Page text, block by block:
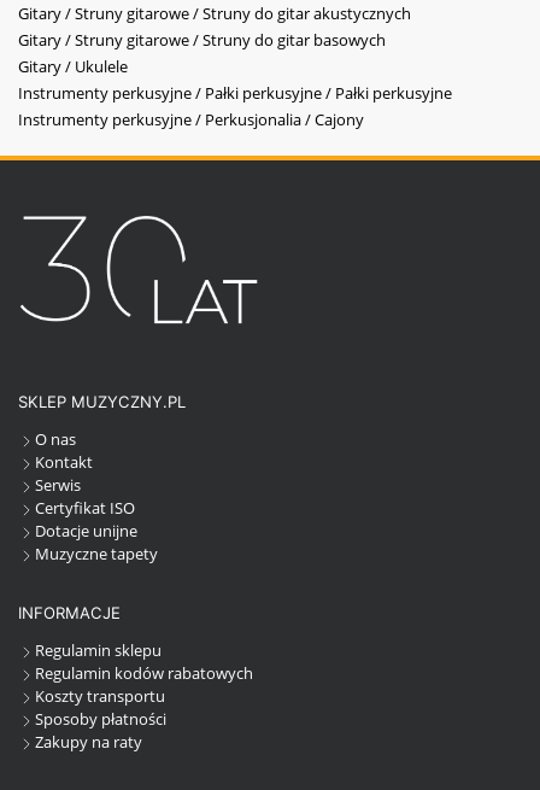
Gitary / Struny gitarowe / Struny do gitar akustycznych
Gitary / Struny gitarowe / Struny do gitar basowych
Gitary / Ukulele
Instrumenty perkusyjne / Pałki perkusyjne / Pałki perkusyjne
Instrumenty perkusyjne / Perkusjonalia / Cajony
SKLEP MUZYCZNY.PL
O nas
Kontakt
Serwis
Certyfikat ISO
Dotacje unijne
Muzyczne tapety
INFORMACJE
Regulamin sklepu
Regulamin kodów rabatowych
Koszty transportu
Sposoby płatności
Zakupy na raty